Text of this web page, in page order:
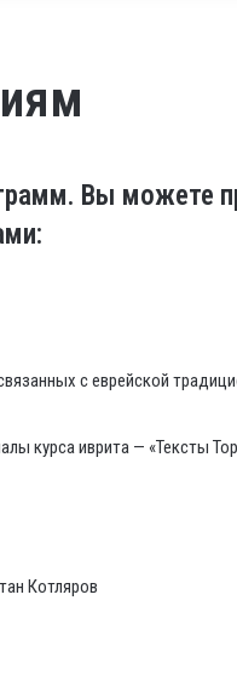
Вы можете
с еврейской
курса иврита — «Тексты
Котляров